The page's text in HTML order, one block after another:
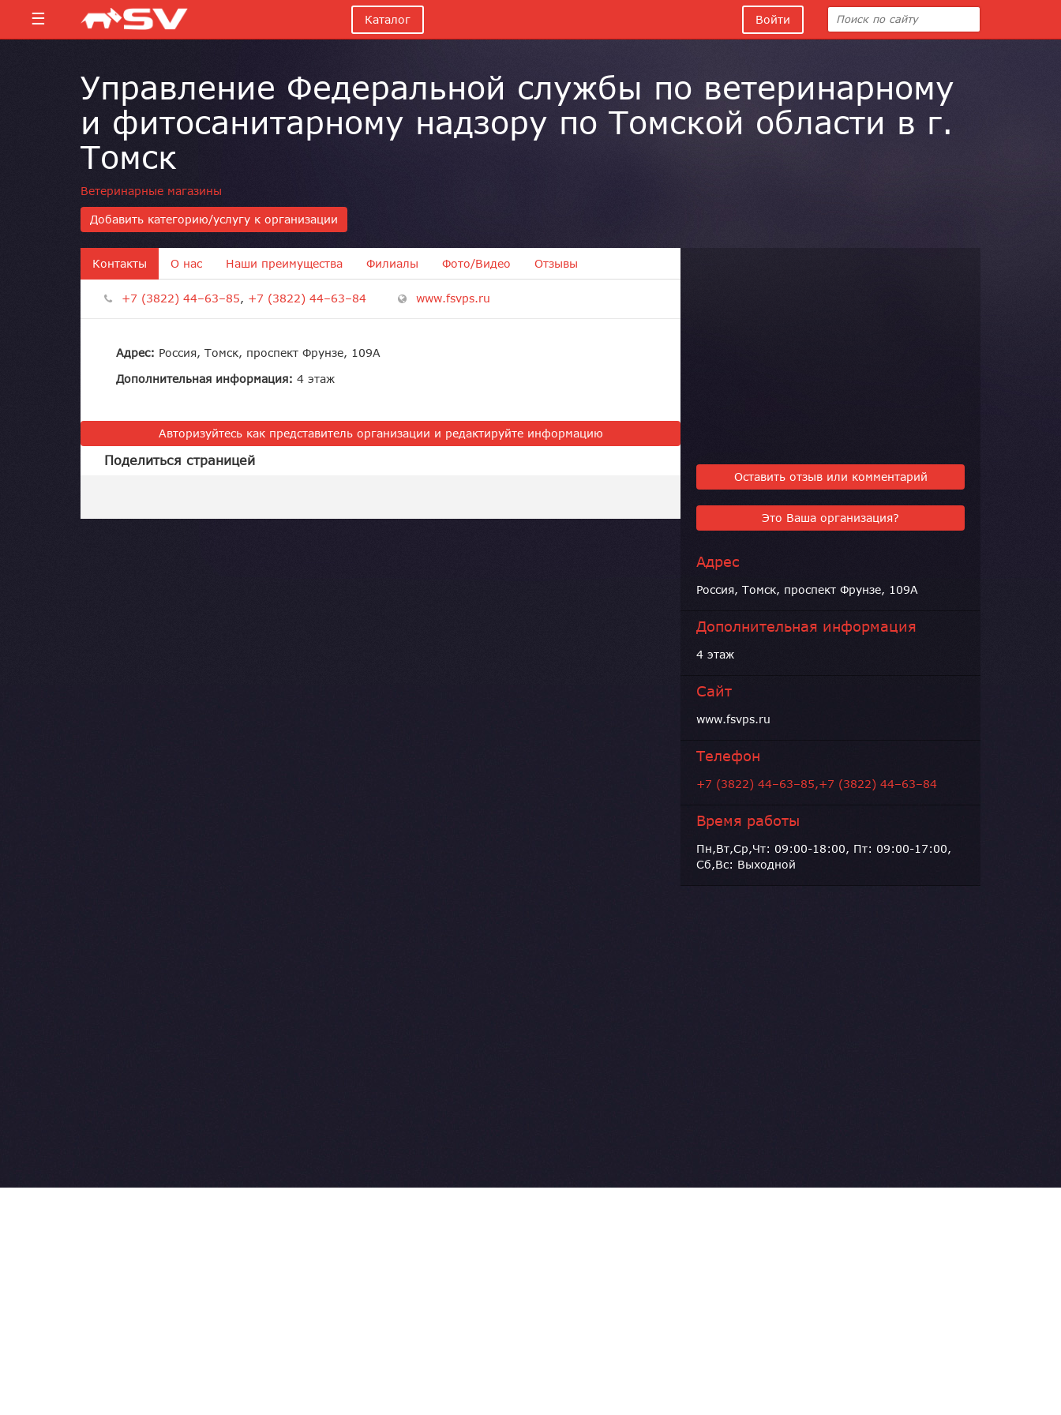
☰ Каталог Войти
Управление Федеральной службы по ветеринарному
и фитосанитарному надзору по Томской области в г.
Томск
Ветеринарные магазины
Добавить категорию/услугу к организации
Контакты О нас Наши преимущества Филиалы Фото/Видео Отзывы
+7 (3822) 44–63–85, +7 (3822) 44–63–84 www.fsvps.ru
Адрес: Россия, Томск, проспект Фрунзе, 109А
Дополнительная информация: 4 этаж
Авторизуйтесь как представитель организации и редактируйте информацию
Поделиться страницей
Оставить отзыв или комментарий
Это Ваша организация?
Адрес
Россия, Томск, проспект Фрунзе, 109А
Дополнительная информация
4 этаж
Сайт
www.fsvps.ru
Телефон
+7 (3822) 44–63–85,+7 (3822) 44–63–84
Время работы
Пн,Вт,Ср,Чт: 09:00-18:00, Пт: 09:00-17:00,
Сб,Вс: Выходной